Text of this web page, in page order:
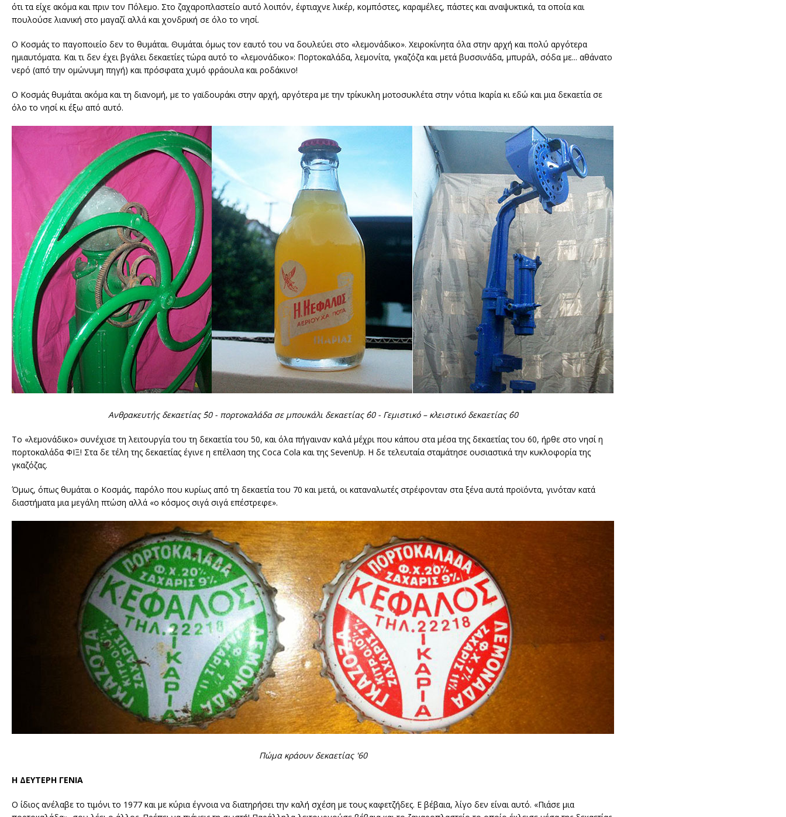
ότι τα είχε ακόμα και πριν τον Πόλεμο. Στο ζαχαροπλαστείο αυτό λοιπόν, έφτιαχνε λικέρ, κομπόστες, καραμέλες, πάστες και αναψυκτικά, τα οποία και
πουλούσε λιανική στο μαγαζί αλλά και χονδρική σε όλο το νησί.
Ο Κοσμάς το παγοποιείο δεν το θυμάται. Θυμάται όμως τον εαυτό του να δουλεύει στο «λεμονάδικο». Χειροκίνητα όλα στην αρχή και πολύ αργότερα
ημιαυτόματα. Και τι δεν έχει βγάλει δεκαετίες τώρα αυτό το «λεμονάδικο»: Πορτοκαλάδα, λεμονίτα, γκαζόζα και μετά βυσσινάδα, μπυράλ, σόδα με... αθάνατο
νερό (από την ομώνυμη πηγή) και πρόσφατα χυμό φράουλα και ροδάκινο!
Ο Κοσμάς θυμάται ακόμα και τη διανομή, με το γαϊδουράκι στην αρχή, αργότερα με την τρίκυκλη μοτοσυκλέτα στην νότια Ικαρία κι εδώ και μια δεκαετία σε
όλο το νησί κι έξω από αυτό.
Ανθρακευτής δεκαετίας ΄50 - πορτοκαλάδα σε μπουκάλι δεκαετίας ΄60 - Γεμιστικό – κλειστικό δεκαετίας ΄60
Το «λεμονάδικο» συνέχισε τη λειτουργία του τη δεκαετία του 50, και όλα πήγαιναν καλά μέχρι που κάπου στα μέσα της δεκαετίας του 60, ήρθε στο νησί η
πορτοκαλάδα ΦΙΞ! Στα δε τέλη της δεκαετίας έγινε η επέλαση της Coca Cola και της SevenUp. Η δε τελευταία σταμάτησε ουσιαστικά την κυκλοφορία της
γκαζόζας.
Όμως, όπως θυμάται ο Κοσμάς, παρόλο που κυρίως από τη δεκαετία του 70 και μετά, οι καταναλωτές στρέφονταν στα ξένα αυτά προϊόντα, γινόταν κατά
διαστήματα μια μεγάλη πτώση αλλά «ο κόσμος σιγά σιγά επέστρεφε».
Πώμα κράουν δεκαετίας '60
Η ΔΕΥΤΕΡΗ ΓΕΝΙΑ
Ο ίδιος ανέλαβε το τιμόνι το 1977 και με κύρια έγνοια να διατηρήσει την καλή σχέση με τους καφετζήδες. Ε βέβαια, λίγο δεν είναι αυτό. «Πιάσε μια